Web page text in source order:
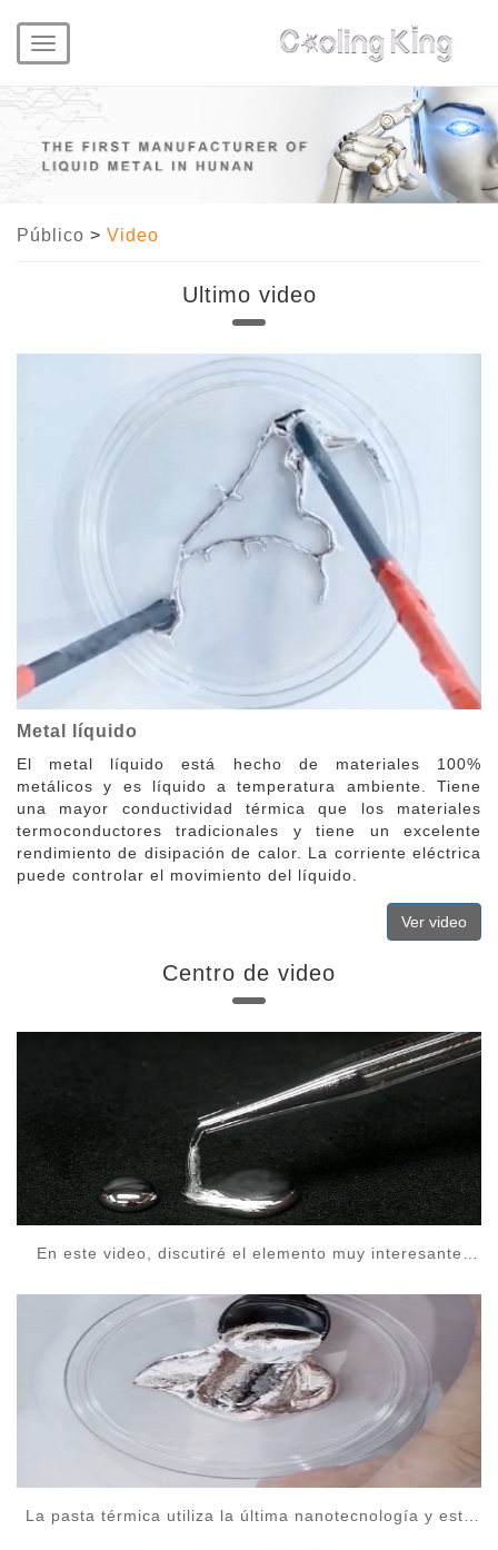
Toggle
navigation
Público > Video
Ultimo video
Metal líquido
El metal líquido está hecho de materiales 100%
metálicos y es líquido a temperatura ambiente. Tiene
una mayor conductividad térmica que los materiales
termoconductores tradicionales y tiene un excelente
rendimiento de disipación de calor. La corriente eléctrica
puede controlar el movimiento del líquido.
Ver video
Centro de video
En este video, discutiré el elemento muy interesante
sus atributos, historia y reacciones interesantes.
La pasta térmica utiliza la última nanotecnología y está